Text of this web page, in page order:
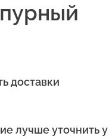
доставки
лучше уточнить у
окне нажмите